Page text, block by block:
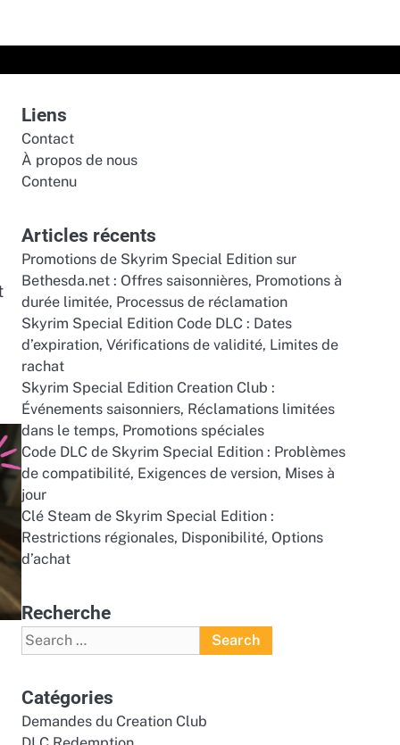
Liens
Contact
À propos de nous
Contenu
Articles récents
Promotions de Skyrim Special Edition sur
Bethesda.net : Offres saisonnières, Promotions à
durée limitée, Processus de réclamation
Skyrim Special Edition Code DLC : Dates
d’expiration, Vérifications de validité, Limites de
rachat
Skyrim Special Edition Creation Club :
Événements saisonniers, Réclamations limitées
dans le temps, Promotions spéciales
Code DLC de Skyrim Special Edition : Problèmes
de compatibilité, Exigences de version, Mises à
jour
Clé Steam de Skyrim Special Edition :
Restrictions régionales, Disponibilité, Options
d’achat
Recherche
Search
for:
Catégories
Demandes du Creation Club